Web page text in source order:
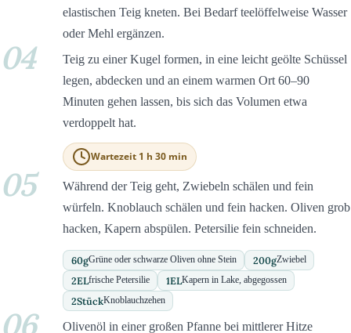
elastischen Teig kneten. Bei Bedarf teelöffelweise Wasser
oder Mehl ergänzen.
04
Teig zu einer Kugel formen, in eine leicht geölte Schüssel
legen, abdecken und an einem warmen Ort 60–90
Minuten gehen lassen, bis sich das Volumen etwa
verdoppelt hat.
Wartezeit 1 h 30 min
05
Während der Teig geht, Zwiebeln schälen und fein
würfeln. Knoblauch schälen und fein hacken. Oliven grob
hacken, Kapern abspülen. Petersilie fein schneiden.
60gGrüne oder schwarze Oliven ohne Stein 200gZwiebel
2ELfrische Petersilie 1ELKapern in Lake, abgegossen
2StückKnoblauchzehen
06
Olivenöl in einer großen Pfanne bei mittlerer Hitze